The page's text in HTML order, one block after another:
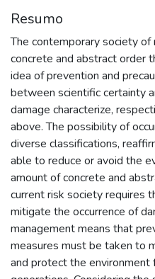
Resumo
The contemporary society
concrete and abstract order
idea of prevention and
between scientific certainty
damage characterize,
above. The possibility of
diverse classifications,
able to reduce or avoid the
amount of concrete and
current risk society requires
mitigate the occurrence of
management means that
measures must be taken to
and protect the environment